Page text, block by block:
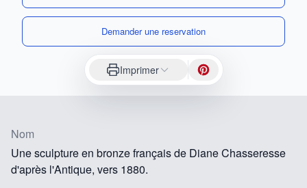
Demander une reservation
Imprimer
Nom
Une sculpture en bronze français de Diane Chasseresse
d'après l'Antique, vers 1880.